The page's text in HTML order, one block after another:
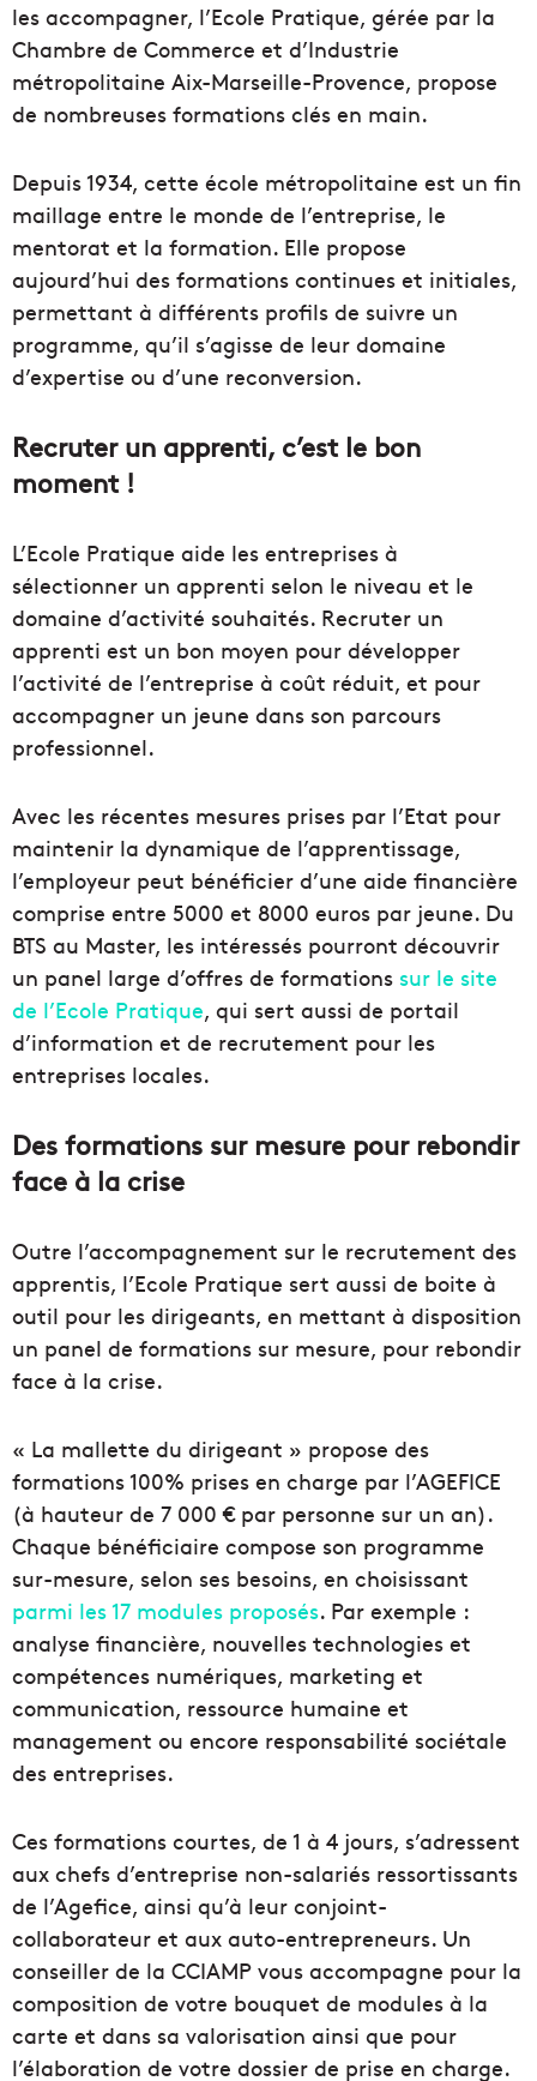
les accompagner, l’Ecole Pratique, gérée par la
Chambre de Commerce et d’Industrie
métropolitaine Aix-Marseille-Provence, propose
de nombreuses formations clés en main.
Depuis 1934, cette école métropolitaine est un fin
maillage entre le monde de l’entreprise, le
mentorat et la formation. Elle propose
aujourd’hui des formations continues et initiales,
permettant à différents profils de suivre un
programme, qu’il s’agisse de leur domaine
d’expertise ou d’une reconversion.
Recruter un apprenti, c’est le bon
moment !
L’Ecole Pratique aide les entreprises à
sélectionner un apprenti selon le niveau et le
domaine d’activité souhaités. Recruter un
apprenti est un bon moyen pour développer
l’activité de l’entreprise à coût réduit, et pour
accompagner un jeune dans son parcours
professionnel.
Avec les récentes mesures prises par l’Etat pour
maintenir la dynamique de l’apprentissage,
l’employeur peut bénéficier d’une aide financière
comprise entre 5000 et 8000 euros par jeune. Du
BTS au Master, les intéressés pourront découvrir
un panel large d’offres de formations sur le site
de l’Ecole Pratique, qui sert aussi de portail
d’information et de recrutement pour les
entreprises locales.
Des formations sur mesure pour rebondir
face à la crise
Outre l’accompagnement sur le recrutement des
apprentis, l’Ecole Pratique sert aussi de boite à
outil pour les dirigeants, en mettant à disposition
un panel de formations sur mesure, pour rebondir
face à la crise.
« La mallette du dirigeant » propose des
formations 100% prises en charge par l’AGEFICE
(à hauteur de 7 000 € par personne sur un an).
Chaque bénéficiaire compose son programme
sur-mesure, selon ses besoins, en choisissant
parmi les 17 modules proposés. Par exemple :
analyse financière, nouvelles technologies et
compétences numériques, marketing et
communication, ressource humaine et
management ou encore responsabilité sociétale
des entreprises.
Ces formations courtes, de 1 à 4 jours, s’adressent
aux chefs d’entreprise non-salariés ressortissants
de l’Agefice, ainsi qu’à leur conjoint-
collaborateur et aux auto-entrepreneurs. Un
conseiller de la CCIAMP vous accompagne pour la
composition de votre bouquet de modules à la
carte et dans sa valorisation ainsi que pour
l’élaboration de votre dossier de prise en charge.